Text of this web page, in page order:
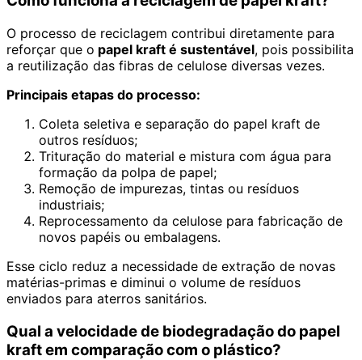
O processo de reciclagem contribui diretamente para
reforçar que o papel kraft é sustentável, pois possibilita
a reutilização das fibras de celulose diversas vezes.
Principais etapas do processo:
Coleta seletiva e separação do papel kraft de
outros resíduos;
Trituração do material e mistura com água para
formação da polpa de papel;
Remoção de impurezas, tintas ou resíduos
industriais;
Reprocessamento da celulose para fabricação de
novos papéis ou embalagens.
Esse ciclo reduz a necessidade de extração de novas
matérias-primas e diminui o volume de resíduos
enviados para aterros sanitários.
Qual a velocidade de biodegradação do papel
kraft em comparação com o plástico?